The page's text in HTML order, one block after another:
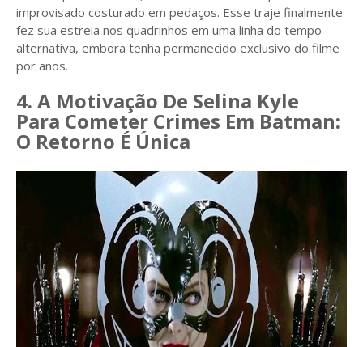
improvisado costurado em pedaços. Esse traje finalmente
fez sua estreia nos quadrinhos em uma linha do tempo
alternativa, embora tenha permanecido exclusivo do filme
por anos.
4. A Motivação De Selina Kyle
Para Cometer Crimes Em Batman:
O Retorno É Única